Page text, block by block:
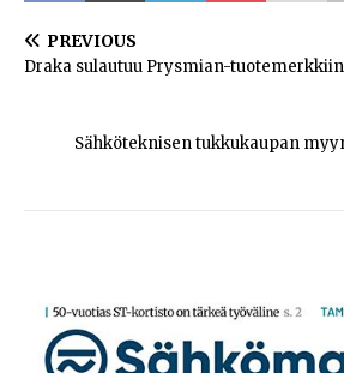
PREVIOUS
Draka sulautuu Prysmian-tuotemerkkiin
Sähköteknisen tukkukaupan